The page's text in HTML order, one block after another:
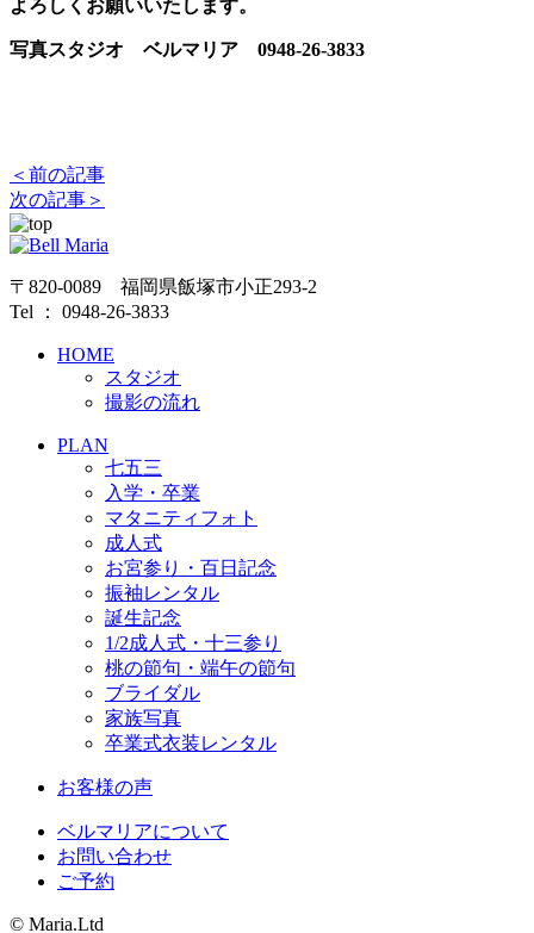
よろしくお願いいたします。
写真スタジオ ベルマリア 0948-26-3833
＜前の記事
次の記事＞
〒820-0089 福岡県飯塚市小正293-2
Tel ： 0948-26-3833
HOME
スタジオ
撮影の流れ
PLAN
七五三
入学・卒業
マタニティフォト
成人式
お宮参り・百日記念
振袖レンタル
誕生記念
1/2成人式・十三参り
桃の節句・端午の節句
ブライダル
家族写真
卒業式衣装レンタル
お客様の声
ベルマリアについて
お問い合わせ
ご予約
© Maria.Ltd